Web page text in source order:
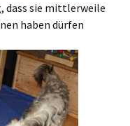
dass sie mittlerweile
haben dürfen